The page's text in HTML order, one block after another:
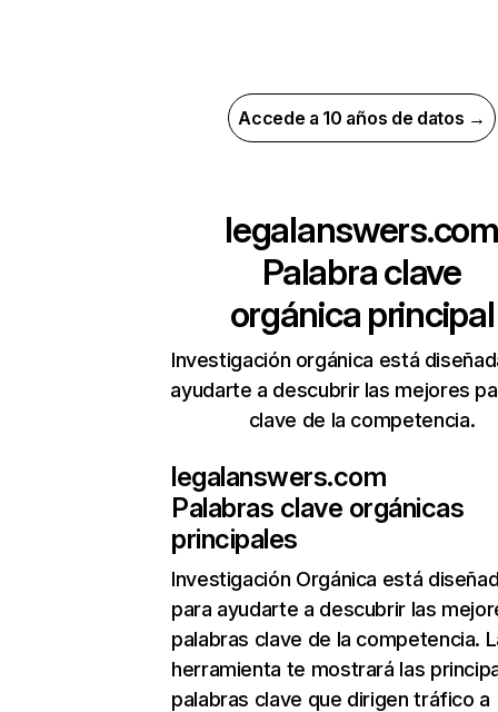
Accede a 10 años de datos →
legalanswers.com
Palabra clave
orgánica principal
Investigación orgánica está
ayudarte a descubrir las mejores
clave de la competencia.
legalanswers.com
Palabras clave orgánicas
principales
Investigación Orgánica está
para ayudarte a descubrir las
palabras clave de la competencia.
herramienta te mostrará las
palabras clave que dirigen tráfico a